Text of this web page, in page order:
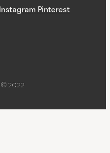
Instagram Pinterest
© 2022